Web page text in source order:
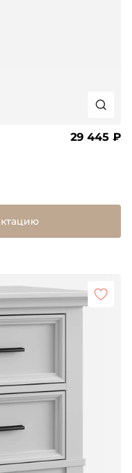
29 445 ₽